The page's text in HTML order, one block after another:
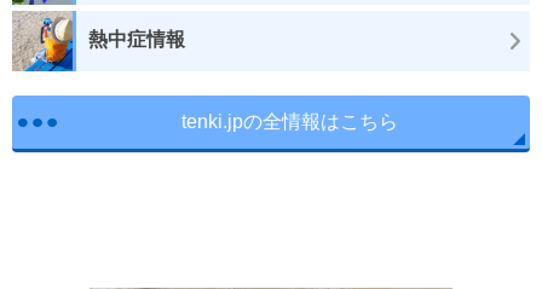
熱中症情報
tenki.jpの全情報はこちら